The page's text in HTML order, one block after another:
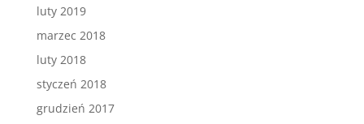
luty 2019
marzec 2018
luty 2018
styczeń 2018
grudzień 2017